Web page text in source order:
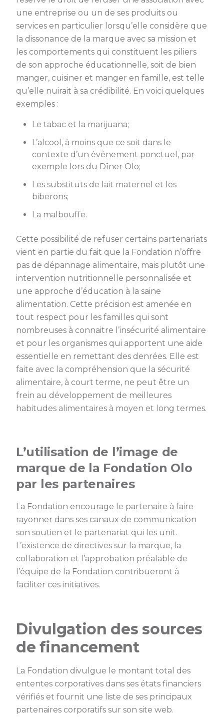
une entreprise ou un de ses produits ou
services en particulier lorsqu’elle considère que
la dissonance de la marque avec sa mission et
les comportements qui constituent les piliers
de son approche éducationnelle, soit de bien
manger, cuisiner et manger en famille, est telle
qu’elle nuirait à sa crédibilité. En voici quelques
exemples :
Le tabac et la marijuana;
L’alcool, à moins que ce soit dans le
contexte d’un événement ponctuel, par
exemple lors du Dîner Olo;
Les substituts de lait maternel et les
biberons;
La malbouffe.
Cette possibilité de refuser certains partenariats
vient en partie du fait que la Fondation n’offre
pas de dépannage alimentaire, mais plutôt une
intervention nutritionnelle personnalisée et
une approche d’éducation à la saine
alimentation. Cette précision est amenée en
tout respect pour les familles qui sont
nombreuses à connaitre l’insécurité alimentaire
et pour les organismes qui apportent une aide
essentielle en remettant des denrées. Elle est
faite avec la compréhension que la sécurité
alimentaire, à court terme, ne peut être un
frein au développement de meilleures
habitudes alimentaires à moyen et long termes.
L’utilisation de l’image de
marque de la Fondation Olo
par les partenaires
La Fondation encourage le partenaire à faire
rayonner dans ses canaux de communication
son soutien et le partenariat qui les unit.
L’existence de directives sur la marque, la
collaboration et l’approbation préalable de
l’équipe de la Fondation contribueront à
faciliter ces initiatives.
Divulgation des sources
de financement
La Fondation divulgue le montant total des
ententes corporatives dans ses états financiers
vérifiés et fournit une liste de ses principaux
partenaires corporatifs sur son site web.